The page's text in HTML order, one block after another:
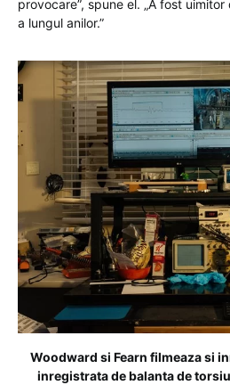
provocare”, spune el. „A fost
a lungul anilor.”
Woodward si Fearn filmeaza si
inregistrata de balanta de